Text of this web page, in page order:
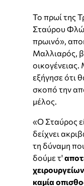
Το πρωί της
Σταύρου
πρωινό»,
Μαλλιαρός,
εξήγησε ότι
σκοπό την
μέλος.
«Ο Σταύρος
δείχνει
τη δύναμη
δούμε τ'
καμία